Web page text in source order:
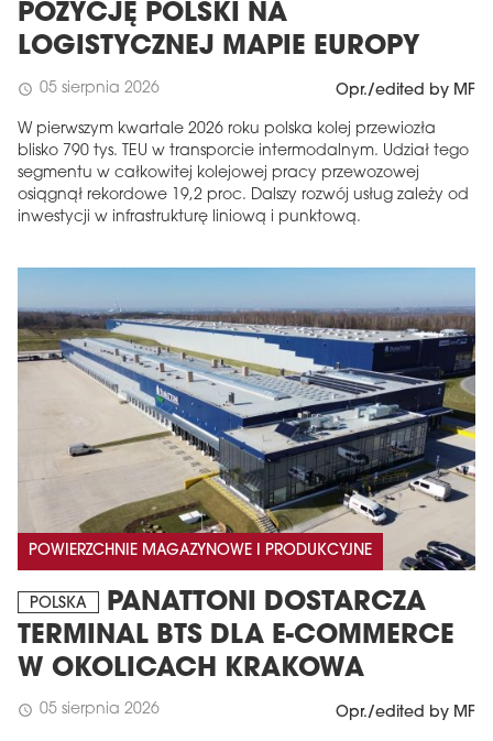
POZYCJĘ POLSKI NA
LOGISTYCZNEJ MAPIE EUROPY
schedule 05 sierpnia 2026 Opr./edited by MF
W pierwszym kwartale 2026 roku polska kolej przewiozła
blisko 790 tys. TEU w transporcie intermodalnym. Udział tego
segmentu w całkowitej kolejowej pracy przewozowej
osiągnął rekordowe 19,2 proc. Dalszy rozwój usług zależy od
inwestycji w infrastrukturę liniową i punktową.
POWIERZCHNIE MAGAZYNOWE I PRODUKCYJNE
POLSKA
PANATTONI DOSTARCZA
TERMINAL BTS DLA E-COMMERCE
W OKOLICACH KRAKOWA
schedule 05 sierpnia 2026 Opr./edited by MF